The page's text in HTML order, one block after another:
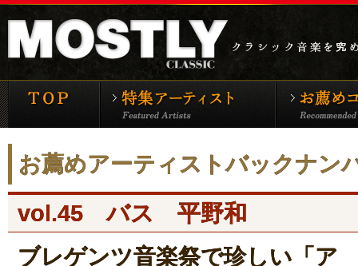
モーストリー・クラシックTOP 特集アーティ
お薦めアーティストバックナン
vol.45 バス 平野和
ブレゲンツ音楽祭で珍しい「ア